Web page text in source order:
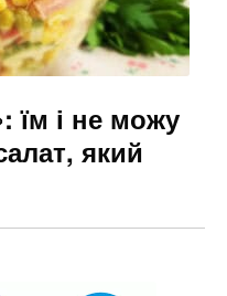
їм і не можу
який